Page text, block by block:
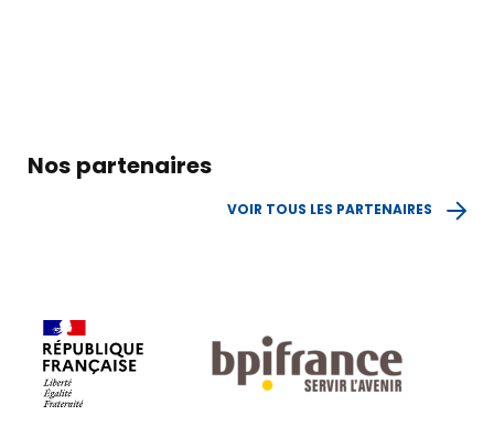
Nos partenaires
VOIR TOUS LES PARTENAIRES